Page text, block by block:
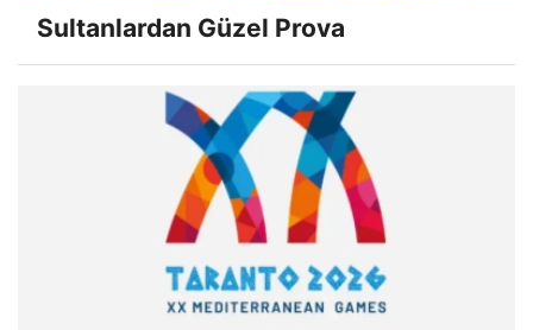
Sultanlardan Güzel Prova